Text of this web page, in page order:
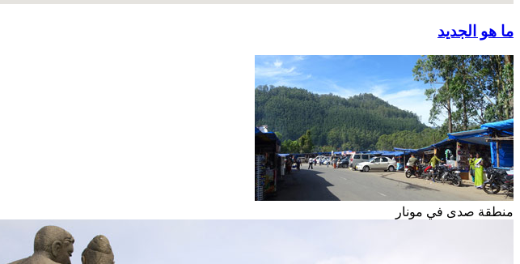
ما هو الجديد
منطقة صدى في مونار